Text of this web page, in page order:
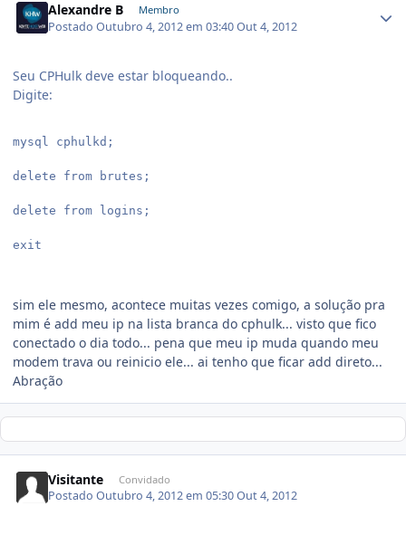
Alexandre B Membro
PostadoOutubro 4, 2012 em 03:40Out 4, 2012
Seu CPHulk deve estar bloqueando..
Digite:
mysql cphulkd;
delete from brutes;
delete from logins;
exit
sim ele mesmo, acontece muitas vezes comigo, a solução pra
mim é add meu ip na lista branca do cphulk... visto que fico
conectado o dia todo... pena que meu ip muda quando meu
modem trava ou reinicio ele... ai tenho que ficar add direto...
Abração
Visitante Convidado
PostadoOutubro 4, 2012 em 05:30Out 4, 2012